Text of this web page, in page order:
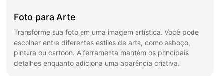
Foto para Arte
Transforme sua foto em uma imagem artística. Você pode
escolher entre diferentes estilos de arte, como esboço,
pintura ou cartoon. A ferramenta mantém os principais
detalhes enquanto adiciona uma aparência criativa.